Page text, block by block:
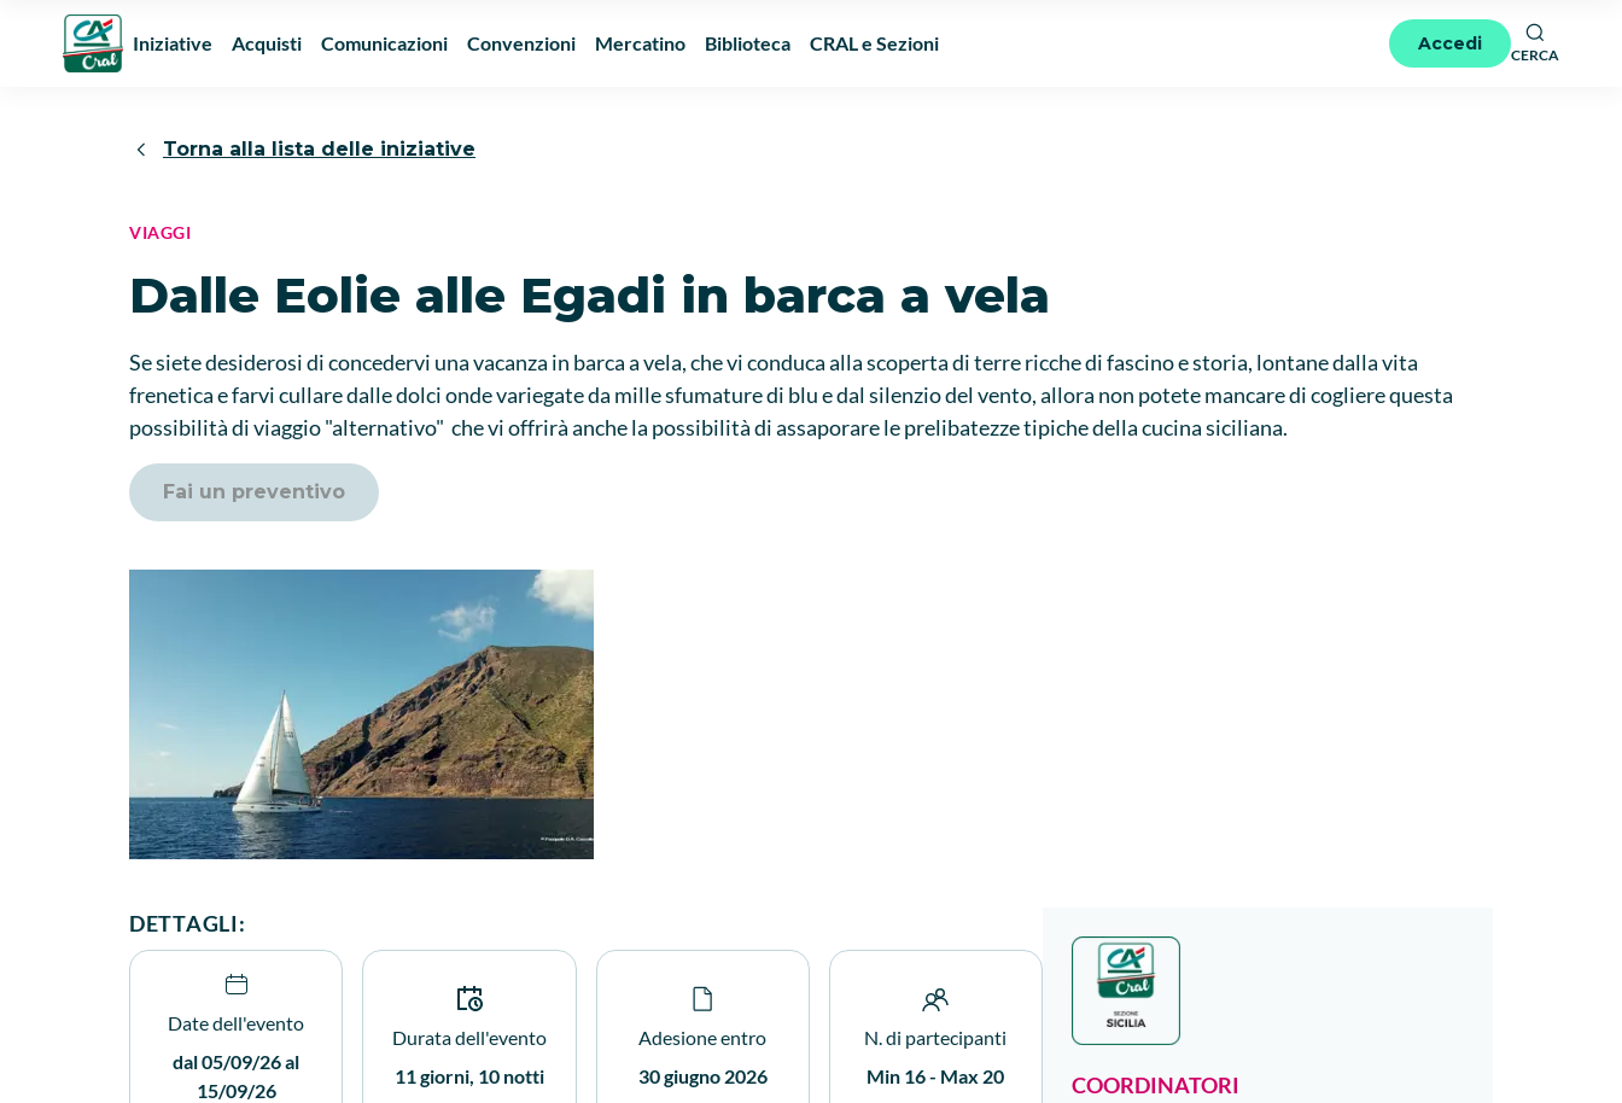
Iniziative Acquisti Comunicazioni Convenzioni Mercatino Biblioteca CRAL e Sezioni Accedi
CERCA
Torna alla lista delle iniziative
VIAGGI
Dalle Eolie alle Egadi in barca a vela
Se siete desiderosi di concedervi una vacanza in barca a vela, che vi conduca alla scoperta di terre ricche di fascino e storia, lontane dalla vita
frenetica e farvi cullare dalle dolci onde variegate da mille sfumature di blu e dal silenzio del vento, allora non potete mancare di cogliere questa
possibilità di viaggio "alternativo" che vi offrirà anche la possibilità di assaporare le prelibatezze tipiche della cucina siciliana.
Fai un preventivo
COORDINATORI
DETTAGLI:
Date dell'evento
dal 05/09/26 al
15/09/26
Durata dell'evento
11 giorni, 10 notti
Adesione entro
30 giugno 2026
N. di partecipanti
Min 16 - Max 20